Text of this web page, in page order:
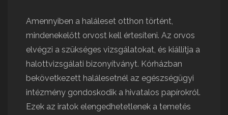
Amennyiben a haláleset otthon történt,
mindenekelőtt orvost kell értesíteni. Az orvos
elvégzi a szükséges vizsgálatokat, és kiállítja a
halottvizsgálati bizonyítványt. Kórházban
bekövetkezett halálesetnél az egészségügyi
intézmény gondoskodik a hivatalos papírokról.
Ezek az iratok elengedhetetlenek a temetés